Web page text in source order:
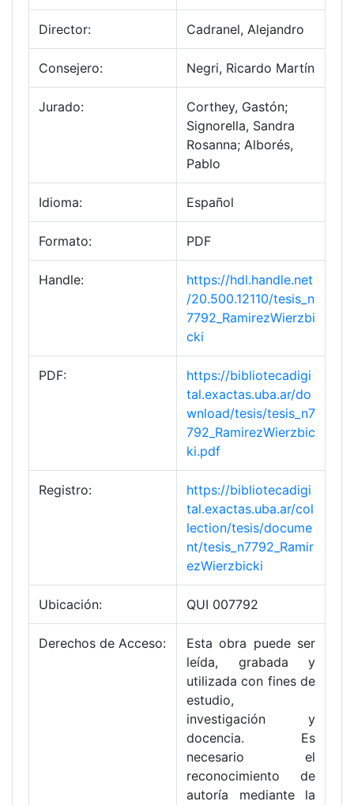
Director: Cadranel, Alejandro
Consejero: Negri, Ricardo Martín
Jurado:
Corthey, Gastón;
Signorella, Sandra
Rosanna; Alborés,
Pablo
Idioma: Español
Formato: PDF
Handle:
https://hdl.handle.net
/20.500.12110/tesis_n
7792_RamirezWierzbi
cki
PDF:
https://bibliotecadigi
tal.exactas.uba.ar/do
wnload/tesis/tesis_n7
792_RamirezWierzbic
ki.pdf
Registro:
https://bibliotecadigi
tal.exactas.uba.ar/col
lection/tesis/docume
nt/tesis_n7792_Ramir
ezWierzbicki
Ubicación: QUI 007792
Derechos de Acceso:
Esta obra puede ser
leída, grabada y
utilizada con fines de
estudio,
investigación y
docencia. Es
necesario el
reconocimiento de
autoría mediante la